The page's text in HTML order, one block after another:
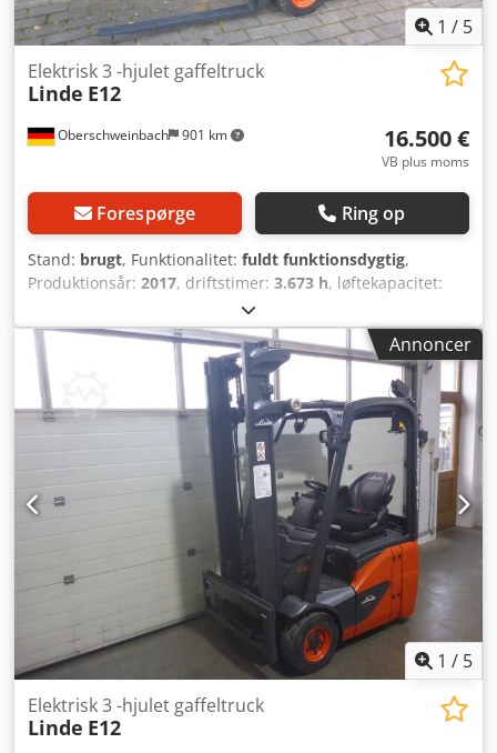
1 / 5
Oberschweinbach 901 km
Elektrisk 3 -hjulet gaffeltruck
Linde E12
16.500 €
VB plus moms
Forespørge Ring op
Stand: brugt, Funktionalitet: fuldt funktionsdygtig,
Produktionsår: 2017, driftstimer: 3.673 h, løftekapacitet:
4.620 mm
mastetype:triplex, bygningshøjde:2.121 mm, drivtype:
Elektro
, Elektrisk 3-hjulet truck Masttype: Triplex Stand:
Klar til brug og fuldt funktionsdygtig Teknisk stand: god
Sideforskydning, gaffelspreder, Cedpfxsxd Ilms Ai Asrf 3.
ventil, 4. ventil, halvkabine,
Annoncer
1 / 5
Elektrisk 3 -hjulet gaffeltruck
Linde E12